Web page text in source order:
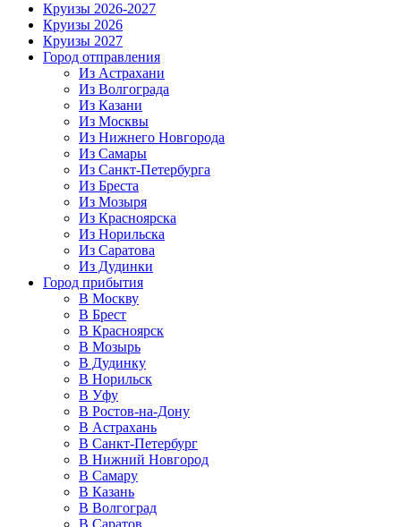
Круизы 2026-2027
Круизы 2026
Круизы 2027
Город отправления
Из Астрахани
Из Волгограда
Из Казани
Из Москвы
Из Нижнего Новгорода
Из Самары
Из Санкт-Петербурга
Из Бреста
Из Мозыря
Из Красноярска
Из Норильска
Из Саратова
Из Дудинки
Город прибытия
В Москву
В Брест
В Красноярск
В Мозырь
В Дудинку
В Норильск
В Уфу
В Ростов-на-Дону
В Астрахань
В Санкт-Петербург
В Нижний Новгород
В Самару
В Казань
В Волгоград
В Саратов